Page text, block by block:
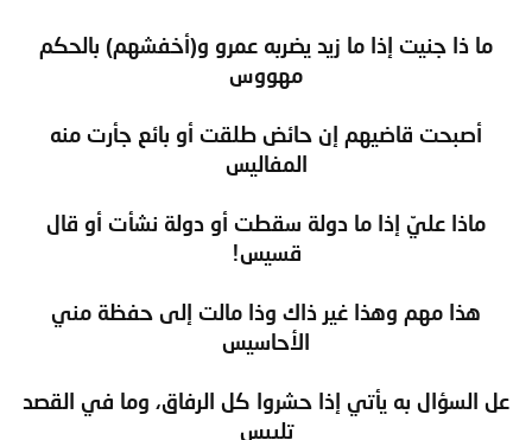
ما ذا جنيت إذا ما زيد يضربه عمرو و(أخفشهم) بالحكم
مهووس
أصبحت قاضيهم إن حائض طلقت أو بائع جأرت منه
المفاليس
ماذا عليّ إذا ما دولة سقطت أو دولة نشأت أو قال
قسيس!
هذا مهم وهذا غير ذاك وذا مالت إلى حفظة مني
الأحاسيس
عل السؤال به يأتي إذا حشروا كل الرفاق، وما في القصد
تلبيس